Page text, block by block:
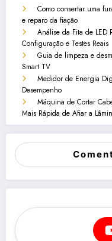
Como consertar uma
e reparo da fiação
Análise da Fita de LED
Configuração e Testes Reais
Guia de limpeza e
Smart TV
Medidor de Energia
Desempenho
Máquina de Cortar
Mais Rápida de Afiar a